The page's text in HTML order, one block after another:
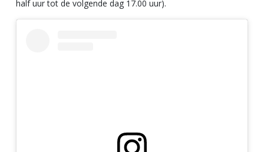
half uur tot de volgende dag 17.00 uur).